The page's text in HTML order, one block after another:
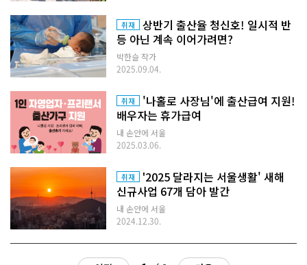
취재
등 아닌 계속 이어가려면?
박한슬 작가
2025.09.04.
취재
배우자는 휴가급여
내 손안에 서울
2025.03.06.
취재
신규사업 67개 담아 발간
내 손안에 서울
2024.12.30.